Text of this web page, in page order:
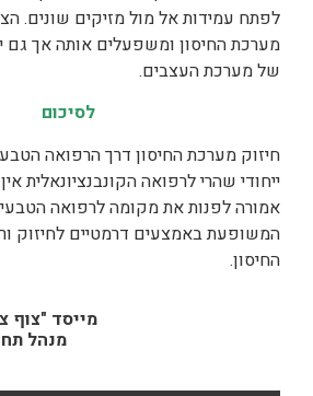
לפתח עמידות אל מול מזיקים שונים.
מערכת החיסון ומשפעלים אותה אך גם
של מערכת העצבים.
לסיכום
חיזוק מערכת החיסון דרך הרפואה
ייחודי שהרי לרפואה הקונבנציונאלית
אמורה לפנות את מקומה לרפואה
המשופעת באמצעים דרמטיים לחיזוק
החיסון.
מייסד "צוף
מנהל